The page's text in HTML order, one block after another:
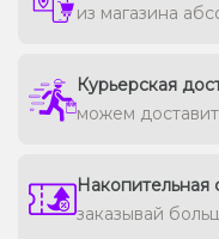
из магазина
Курьерская
можем
Накопительная
заказывай